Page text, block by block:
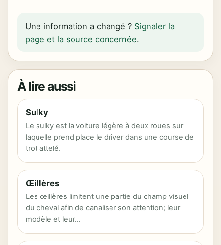
Une information a changé ? Signaler la
page et la source concernée.
À lire aussi
Sulky
Le sulky est la voiture légère à deux roues sur
laquelle prend place le driver dans une course de
trot attelé.
Œillères
Les œillères limitent une partie du champ visuel
du cheval afin de canaliser son attention; leur
modèle et leur…